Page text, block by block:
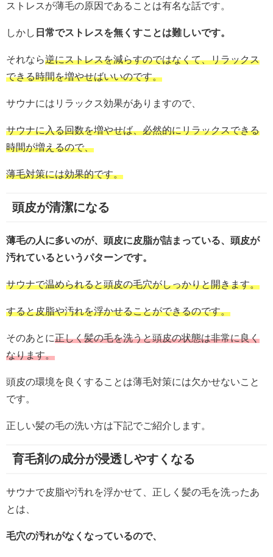
ストレスが薄毛の原因であることは有名な話です。
しかし 日常でストレスを無くすことは難しいです。
それなら逆にストレスを減らすのではなくて、リラックス
できる時間を増やせばいいのです。
サウナにはリラックス効果がありますので、
サウナに入る回数を増やせば、必然的にリラックスできる
時間が増えるので、
薄毛対策には効果的です。
頭皮が清潔になる
薄毛の人に多いのが、頭皮に皮脂が詰まっている、頭皮が
汚れているというパターンです。
サウナで温められると頭皮の毛穴がしっかりと開きます。
すると皮脂や汚れを浮かせることができるのです。
そのあとに正しく髪の毛を洗うと頭皮の状態は非常に良く
なります。
頭皮の環境を良くすることは薄毛対策には欠かせないこと
です。
正しい髪の毛の洗い方は下記でご紹介します。
育毛剤の成分が浸透しやすくなる
サウナで皮脂や汚れを浮かせて、正しく髪の毛を洗ったあ
とは、
毛穴の汚れがなくなっているので、